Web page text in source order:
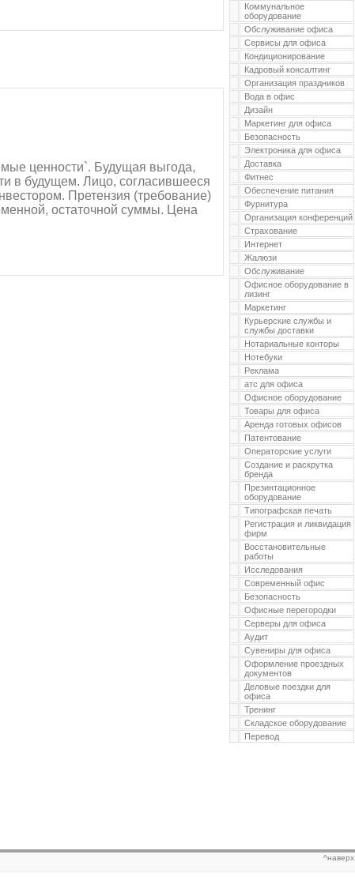
ценности`. Будущая выгода,
в будущем. Лицо, согласившееся
Претензия (требование)
остаточной суммы. Цена
Коммунальное
оборудование
Обслуживание офиса
Сервисы для офиса
Кондиционирование
Кадровый консалтинг
Организация праздников
Вода в офис
Дизайн
Маркетинг для офиса
Безопасность
Электроника для офиса
Доставка
Фитнес
Обеспечение питания
Фурнитура
Организация конференций
Страхование
Интернет
Жалюзи
Обслуживание
Офисное оборудование в
лизинг
Маркетинг
Курьерские службы и
службы доставки
Нотариальные конторы
Нотебуки
Реклама
атс для офиса
Офисное оборудование
Товары для офиса
Аренда готовых офисов
Патентование
Операторские услуги
Создание и раскрутка
бренда
Презинтационное
оборудование
Типографская печать
Регистрация и ликвидация
фирм
Восстановительные
работы
Исследования
Современный офис
Безопасность
Офисные перегородки
Серверы для офиса
Аудит
Сувениры для офиса
Оформление проездных
документов
Деловые поездки для
офиса
Тренинг
Складское оборудование
Перевод
^наверх